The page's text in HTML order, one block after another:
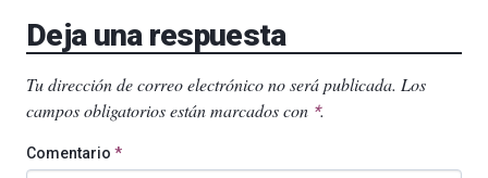
Deja una respuesta
Tu dirección de correo electrónico no será publicada. Los
campos obligatorios están marcados con *.
Comentario *